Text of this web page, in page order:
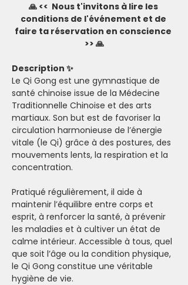
🙏 <<  Nous t'invitons à lire les
conditions de l'événement et de
faire ta réservation en conscience
>> 🙏
Description ✨
Le Qi Gong est une gymnastique de
santé chinoise issue de la Médecine
Traditionnelle Chinoise et des arts
martiaux. Son but est de favoriser la
circulation harmonieuse de l’énergie
vitale (le Qi) grâce à des postures, des
mouvements lents, la respiration et la
concentration.
Pratiqué régulièrement, il aide à
maintenir l’équilibre entre corps et
esprit, à renforcer la santé, à prévenir
les maladies et à cultiver un état de
calme intérieur. Accessible à tous, quel
que soit l’âge ou la condition physique,
le Qi Gong constitue une véritable
hygiène de vie.